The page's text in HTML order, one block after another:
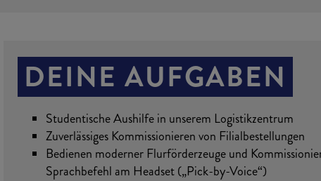
DEINE AUFGABEN
Studentische Aushilfe in unserem Logistikzentrum
Zuverlässiges Kommissionieren von Filialbestellungen
Bedienen moderner Flurförderzeuge und
Sprachbefehl am Headset („Pick-by-Voice“)